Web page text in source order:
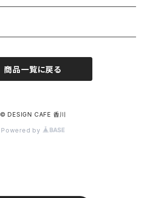
商品一覧に戻る
© DESIGN CAFE 香川
Powered by